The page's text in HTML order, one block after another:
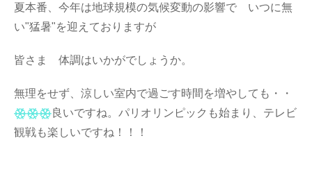
夏本番、今年は地球規模の気候変動の影響で いつに無
い"猛暑"を迎えておりますが
皆さま 体調はいかがでしょうか。
無理をせず、涼しい室内で過ごす時間を増やしても・・
良いですね。パリオリンピックも始まり、テレビ
観戦も楽しいですね！！！